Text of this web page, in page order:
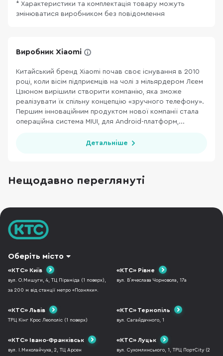
* Характеристики та комплектація товару можуть
змінюватися виробником без повідомлення
Виробник Xiaomi
Китайський бренд Xiaomi почав своє існування в 2010
році, коли вісім підприємців на чолі з мільярдером Лєем
Цзюном вирішили створити компанію, яка зможе
реалізувати їх спільну концепцію «зручного телефону».
Першим інноваційним продуктом нової компанії стала
операційна система MIUI, для Android-платформ,...
Детальніше
Нещодавно переглянуті
Оберіть місто
«КТС» Київ
вул. О.Мишуги, 4, ТЦ Піраміда (1 поверх),
за 200 м від станції метро «Позняки».
«КТС» Рівне
вул. В`ячеслава Чорновола, 17а
«КТС» Львів
ТРЦ Кінг Крос Леополіс (1 поверх)
«КТС» Тернопіль
вул. Сагайдачного, 1
«КТС» Івано-Франківськ
вул. І.Миколайчука, 2, ТЦ Арсен
«КТС» Луцьк
вул. Сухомлинського, 1, ТРЦ ПортCity (2